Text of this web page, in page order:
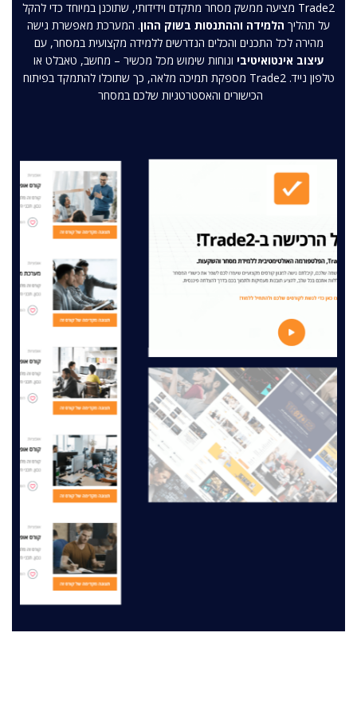
Trade2 מציעה ממשק מסחר מתקדם וידידותי, שתוכנן במיוחד כדי להקל
על תהליך הלמידה וההתנסות בשוק ההון. המערכת מאפשרת גישה
מהירה לכל התכנים והכלים הנדרשים ללמידה מקצועית במסחר, עם
עיצוב אינטואיטיבי ונוחות שימוש מכל מכשיר – מחשב, טאבלט או
טלפון נייד. Trade2 מספקת תמיכה מלאה, כך שתוכלו להתמקד בפיתוח
הכישורים והאסטרטגיות שלכם במסחר